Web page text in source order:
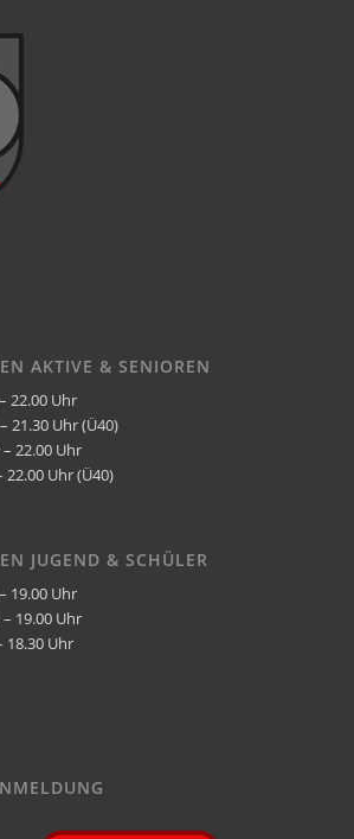
AKTIVE & SENIOREN
22.00 Uhr
21.30 Uhr (Ü40)
– 22.00 Uhr
Uhr (Ü40)
JUGEND & SCHÜLER
19.00 Uhr
– 19.00 Uhr
Uhr